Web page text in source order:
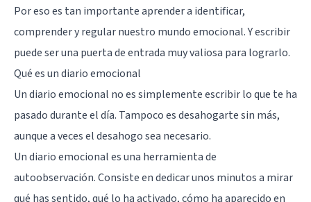
Por eso es tan importante aprender a identificar,
comprender y regular nuestro mundo emocional. Y escribir
puede ser una puerta de entrada muy valiosa para lograrlo.
Qué es un diario emocional
Un diario emocional no es simplemente escribir lo que te ha
pasado durante el día. Tampoco es desahogarte sin más,
aunque a veces el desahogo sea necesario.
Un diario emocional es una herramienta de
autoobservación. Consiste en dedicar unos minutos a mirar
qué has sentido, qué lo ha activado, cómo ha aparecido en